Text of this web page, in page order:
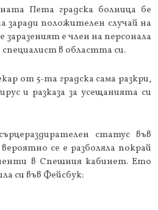
Пета градска болница бе
заради положителен случай на
заразеният е член на персонала
в областта си.
от 5-та градска сама разкри,
и разказа за усещанията си
статус във
се е разболяла покрай
в Спешния кабинет. Ето
си във Фейсбук: